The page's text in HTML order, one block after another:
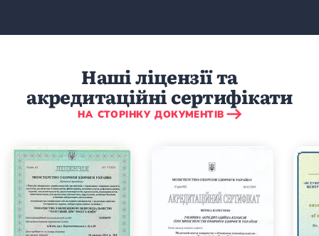
Наші ліцензії та
акредитаційні сертифікати
НА СТОРІНКУ ДОКУМЕНТІВ